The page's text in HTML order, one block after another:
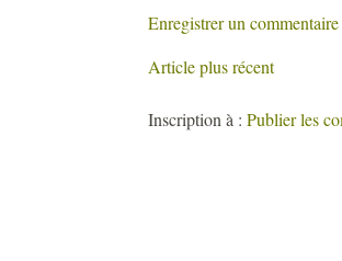
Enregistrer un commentaire
Article plus récent
Inscription à : Publier les